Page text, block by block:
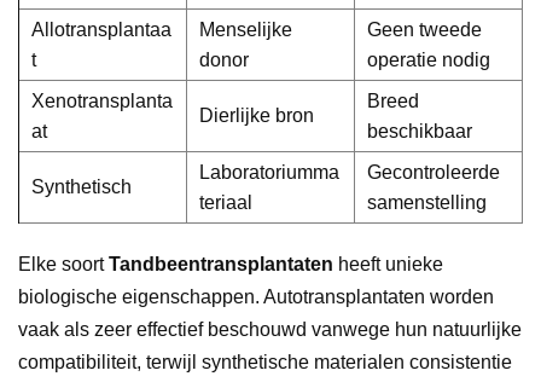
Allotransplantaa
t
Menselijke
donor
Geen tweede
operatie nodig
Xenotransplanta
at
Dierlijke bron
Breed
beschikbaar
Synthetisch
Laboratoriumma
teriaal
Gecontroleerde
samenstelling
Elke soortTandbeentransplantaten heeft unieke
biologische eigenschappen. Autotransplantaten worden
vaak als zeer effectief beschouwd vanwege hun natuurlijke
compatibiliteit, terwijl synthetische materialen consistentie